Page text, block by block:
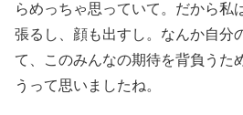
らめっちゃ思っていて。だから私
張るし、顔も出すし。なんか自分
て、このみんなの期待を背負うた
うって思いましたね。